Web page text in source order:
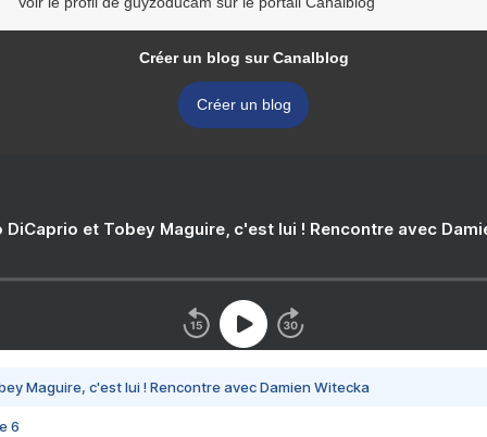
Créer un blog sur Canalblog
Créer un blog
DiCaprio et Tobey Maguire, c'est lui ! Rencontre avec
Maguire, c'est lui ! Rencontre avec Damien Witecka
6